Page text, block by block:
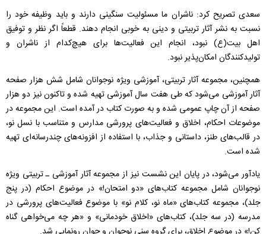
سعدی تصریح کرد: ناشران ما مسئولیت سنگینی دارند و باید وظیفه خود را
نسبت به نشر آثار تربیتی و دینی به خوبی انجام دهند. قطعاً اگر نظر و توفیق
اهل بیت(ع) نبود، انجام این فعالیت‌ها برای هیچ‌کدام از ناشران و
تولیدکنندگان امکان‌پذیر نبود.
همچنین، مجموعه آثار تربیتی، آموزشی ویژه نوجوانان شامل شش هزار صفحه
آثار آموزشی می‌شود که طی هفت سال آموزشی تهیه شده و تاکنون نیز دو هزار
صفحه از آن چاپ عمومی شده و به صورت کتاب در آمده است. این مجموعه در
موضوعات احكام، اخلاق و فعالیت‌های پرورشی مدارس و متناسب با نسل نو،
در قالب‌های طنز، داستانی و جذاب، با استفاده از افزونه‌های چند‌‌رسانه‌ای تهیه
شده است.
یادآور می‌شود، در پایان این نشست نیز از مجموعه آثار آموزشی ـ تربیتی ویژه
نوجوانان شامل مجموعه کتاب‌های «دو امتحان!» در موضوع احکام (در پنج
جلد)، مجموعه کتاب‌های «ماه نو، کلام نو» با موضوع فعالیت‌های پرورشی در
مدرسه (در سه جلد)، کتاب‌های «اخلاق خودمانی» و «هر چه می‌خواهی گناه